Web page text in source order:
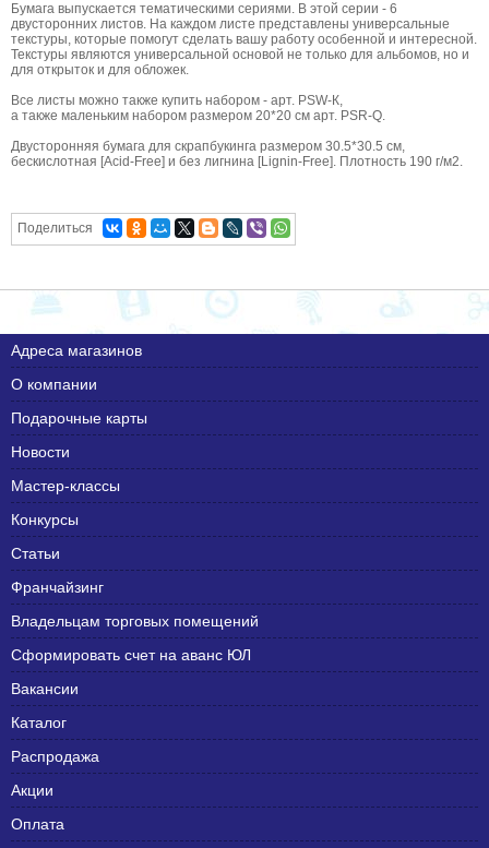
Бумага выпускается тематическими сериями. В этой серии - 6
двусторонних листов. На каждом листе представлены универсальные
текстуры, которые помогут сделать вашу работу особенной и интересной.
Текстуры являются универсальной основой не только для альбомов, но и
для открыток и для обложек.
Все листы можно также купить набором - арт. PSW-К,
а также маленьким набором размером 20*20 см арт. PSR-Q.
Двусторонняя бумага для скрапбукинга размером 30.5*30.5 см,
бескислотная [Acid-Free] и без лигнина [Lignin-Free]. Плотность 190 г/м2.
Поделиться
Адреса магазинов
О компании
Подарочные карты
Новости
Мастер-классы
Конкурсы
Статьи
Франчайзинг
Владельцам торговых помещений
Сформировать счет на аванс ЮЛ
Вакансии
Каталог
Распродажа
Акции
Оплата